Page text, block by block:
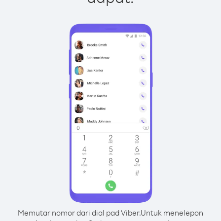
Memutar nomor dari dial pad Viber.Untuk menelepon